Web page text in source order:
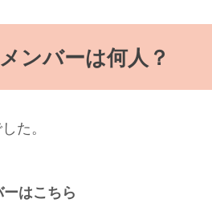
ンバーは何人？
た。
はこちら